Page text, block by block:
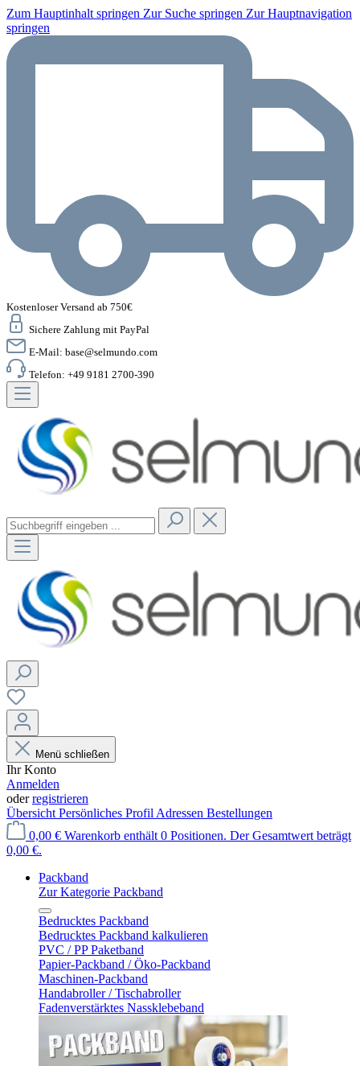
Zum Hauptinhalt springen Zur Suche springen Zur Hauptnavigation
springen
Kostenloser Versand ab 750€
Sichere Zahlung mit PayPal
E-Mail: base@selmundo.com
Telefon: +49 9181 2700-390
Menü schließen
Ihr Konto
Anmelden
oderregistrieren
Übersicht Persönliches Profil Adressen Bestellungen
0,00 € Warenkorb enthält 0 Positionen. Der Gesamtwert beträgt
0,00 €.
Packband
Zur Kategorie Packband
Bedrucktes Packband
Bedrucktes Packband kalkulieren
PVC / PP Paketband
Papier-Packband / Öko-Packband
Maschinen-Packband
Handabroller / Tischabroller
Fadenverstärktes Nassklebeband